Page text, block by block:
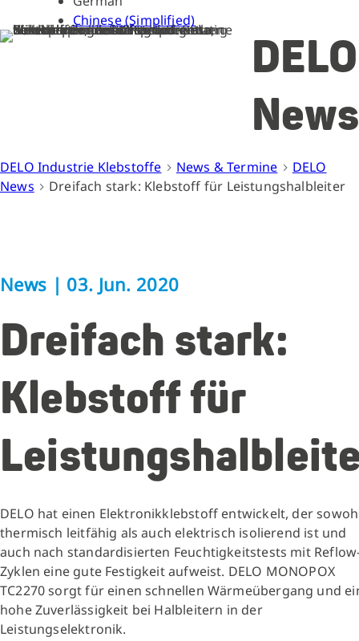
Chinese (Simplified)
DELO
News
DELO Industrie Klebstoffe News & Termine
DELO
News
Dreifach stark: Klebstoff für Leistungshalbleiter
News | 03. Jun. 2020
Dreifach stark:
Klebstoff für
DELO hat einen Elektronikklebstoff entwickelt, der
thermisch leitfähig als auch elektrisch isolierend ist und
auch nach standardisierten Feuchtigkeitstests mit
Zyklen eine gute Festigkeit aufweist. DELO MONOPOX
TC2270 sorgt für einen schnellen Wärmeübergang und
hohe Zuverlässigkeit bei Halbleitern in der
Leistungselektronik.